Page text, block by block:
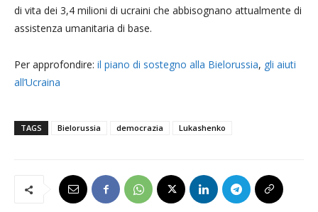
di vita dei 3,4 milioni di ucraini che abbisognano attualmente di
assistenza umanitaria di base.
Per approfondire: il piano di sostegno alla Bielorussia, gli aiuti
all’Ucraina
TAGS Bielorussia democrazia Lukashenko